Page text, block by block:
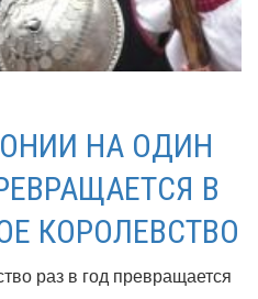
НА ОДИН
В
КОРОЛЕВСТВО
раз в год превращается